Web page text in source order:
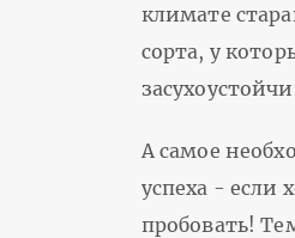
климате
сорта, у
А самое
успеха - если
пробовать!